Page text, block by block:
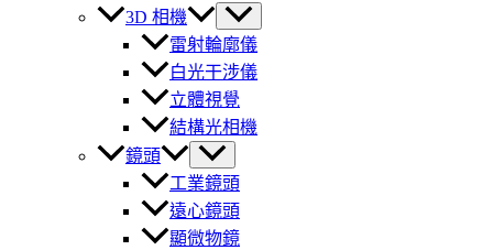
3D 相機
雷射輪廓儀
白光干涉儀
立體視覺
結構光相機
鏡頭
工業鏡頭
遠心鏡頭
顯微物鏡